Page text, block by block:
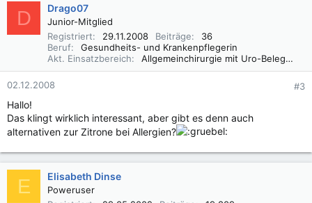
D Drago07
Junior-Mitglied
Registriert
29.11.2008 Beiträge
36
Beruf
Gesundheits- und Krankenpflegerin
Akt. Einsatzbereich
Allgemeinchirurgie mit Uro-Belegbetten
02.12.2008 #3
Hallo!
Das klingt wirklich interessant, aber gibt es denn auch
alternativen zur Zitrone bei Allergien?
E Elisabeth Dinse
Poweruser